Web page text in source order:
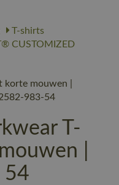
T-shirts
CUSTOMIZED
mouwen |
983-54
T-
|
54